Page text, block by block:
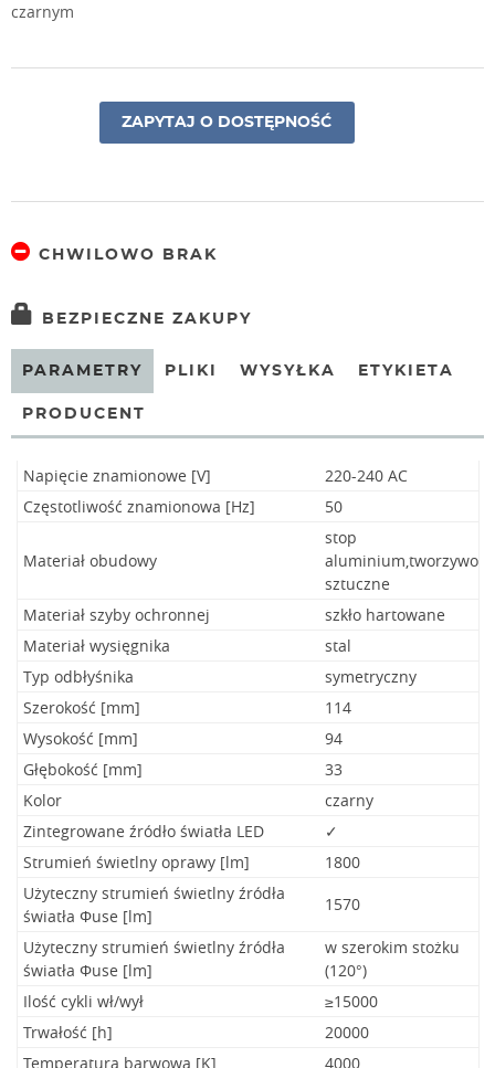
czarnym
ZAPYTAJ O DOSTĘPNOŚĆ
CHWILOWO BRAK
BEZPIECZNE ZAKUPY
PARAMETRY PLIKI WYSYŁKA ETYKIETA
PRODUCENT
Napięcie znamionowe [V]
220-240 AC
Częstotliwość znamionowa [Hz]
50
Materiał obudowy
stop
aluminium,tworzywo
sztuczne
Materiał szyby ochronnej
szkło hartowane
Materiał wysięgnika
stal
Typ odbłyśnika
symetryczny
Szerokość [mm]
114
Wysokość [mm]
94
Głębokość [mm]
33
Kolor
czarny
Zintegrowane źródło światła LED
✓
Strumień świetlny oprawy [lm]
1800
Użyteczny strumień świetlny źródła
światła Φuse [lm]
1570
Użyteczny strumień świetlny źródła
światła Φuse [lm]
w szerokim stożku
(120°)
Ilość cykli wł/wył
≥15000
Trwałość [h]
20000
Temperatura barwowa [K]
4000